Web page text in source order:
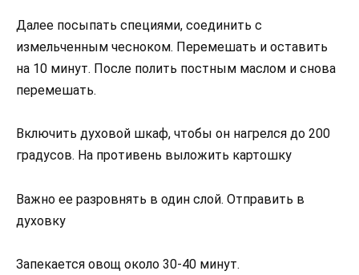
Далее посыпать специями, соединить с
измельченным чесноком. Перемешать и оставить
на 10 минут. После полить постным маслом и снова
перемешать.
Включить духовой шкаф, чтобы он нагрелся до 200
градусов. На противень выложить картошку
Важно ее разровнять в один слой. Отправить в
духовку
Запекается овощ около 30-40 минут.